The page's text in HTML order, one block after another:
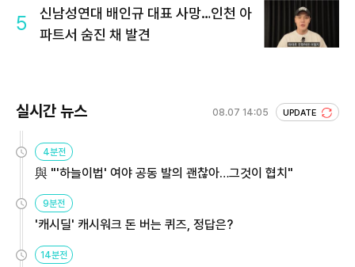
5
신남성연대 배인규 대표 사망…인천 아
파트서 숨진 채 발견
실시간 뉴스 08.07 14:05 UPDATE
4분전
與 "'하늘이법' 여야 공동 발의 괜찮아…그것이 협치"
9분전
'캐시딜' 캐시워크 돈 버는 퀴즈, 정답은?
14분전